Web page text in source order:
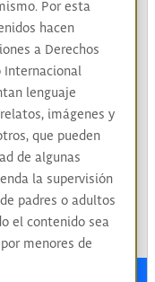
|Resguardo
|Fuerzas
|Lideresas
Repetición|
Lgbtiq+
Por esta
hacen
a Derechos
Internacional
lenguaje
imágenes y
que pueden
de algunas
la supervisión
padres o adultos
el contenido sea
menores de